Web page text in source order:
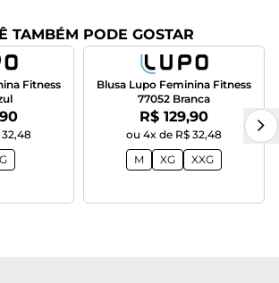
TAMBÉM PODE GOSTAR
Fitness
Blusa Lupo Feminina Fitness
77052 Branca
Por:
R$ 129,90
ou 4x de R$ 32,48
M
XG XXG